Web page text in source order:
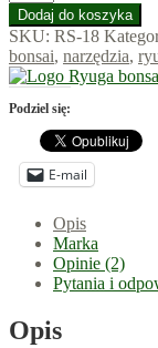
(RS-
18)
Kuliste
obcęgi
ze
stali
szlachetnej
290mm
Dodaj do koszyka
SKU: RS-18
bonsai, narzędzia,
Podziel się:
E-mail
Opis
Marka
Opinie (2)
Pytania i
Opis